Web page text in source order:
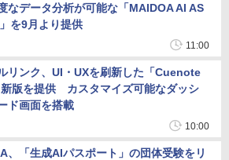
なデータ分析が可能な「MAIDOA AI AS
を9月より提供
11:00
リンク、UI・UXを刷新した「Cuenote
版を提供 カスタマイズ可能なダッシ
ド画面を搭載
10:00
、「生成AIパスポート」の団体受験をリ